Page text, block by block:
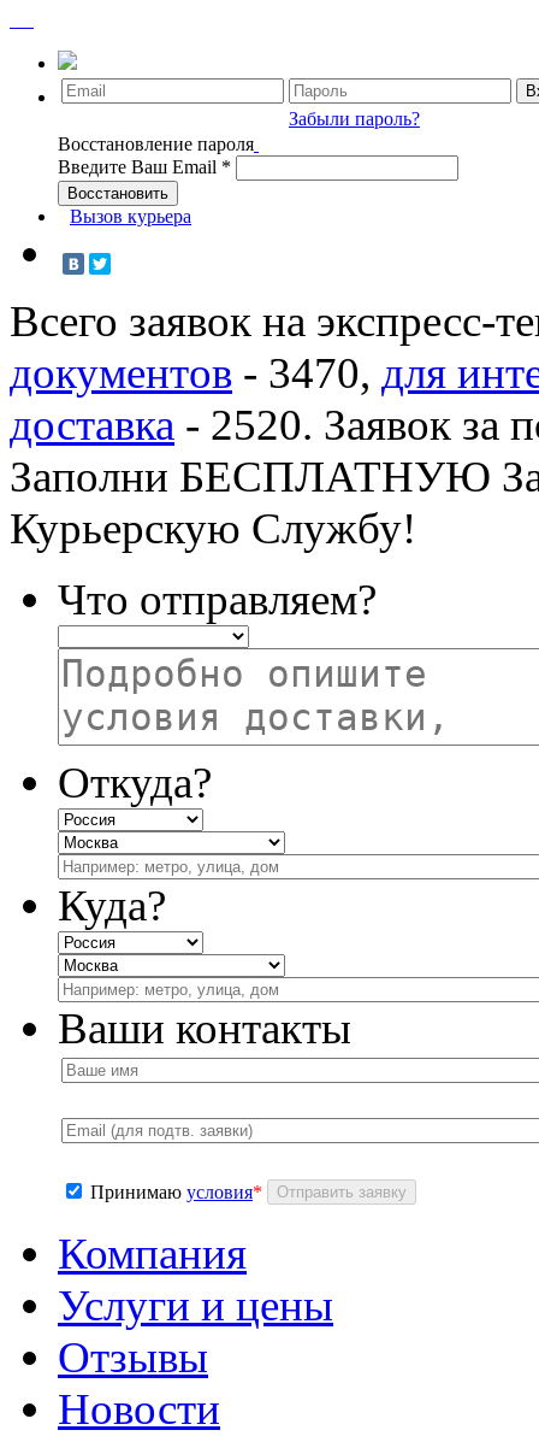
Забыли пароль?
Восстановление пароля
Введите Ваш Email *
Вызов курьера
Всего заявок на экспресс-
документов - 3470, для
доставка - 2520. Заявок за
Заполни БЕСПЛАТНУЮ
Курьерскую Службу!
Что отправляем?
Откуда?
Куда?
Ваши контакты
Принимаю условия*
Компания
Услуги и цены
Отзывы
Новости